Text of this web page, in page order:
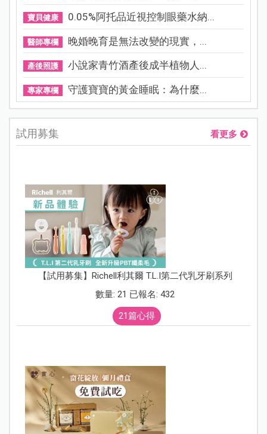
寶貝健康 0.05%阿托品近視控制眼藥水納...
醫師專欄 晚婚晚育是無法改變的現實，...
產後照護 小說家青竹酒產後成半植物人...
專家專欄 守護寶寶的黃金睡眠：為什麼...
試用募集 看更多
【試用募集】Richell利其爾 T.L.I第二代乳牙刷系列
數量: 21 已報名: 432
21篇心得